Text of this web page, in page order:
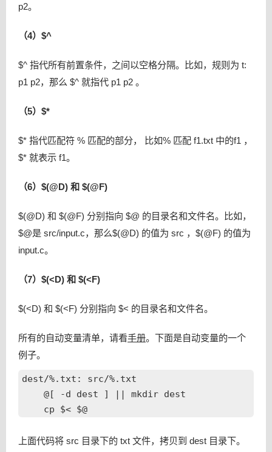
p2。
（4）$^
$^ 指代所有前置条件，之间以空格分隔。比如，规则为 t:
p1 p2，那么 $^ 就指代 p1 p2 。
（5）$*
$* 指代匹配符 % 匹配的部分， 比如% 匹配 f1.txt 中的f1 ，
$* 就表示 f1。
（6）$(@D) 和 $(@F)
$(@D) 和 $(@F) 分别指向 $@ 的目录名和文件名。比如，
$@是 src/input.c，那么$(@D) 的值为 src ，$(@F) 的值为
input.c。
（7）$(<D) 和 $(<F)
$(<D) 和 $(<F) 分别指向 $< 的目录名和文件名。
所有的自动变量清单，请看手册。下面是自动变量的一个
例子。
dest/%.txt: src/%.txt
    @[ -d dest ] || mkdir dest
上面代码将 src 目录下的 txt 文件，拷贝到 dest 目录下。